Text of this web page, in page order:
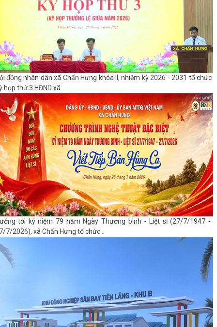
đồng nhân dân xã Chấn Hưng khóa II, nhiệm kỳ 2026 - 2031 tổ chức
họp thứ 3 HĐND xã
tới kỷ niệm 79 năm Ngày Thương binh - Liệt sĩ (27/7/1947 -
7/2026), xã Chấn Hưng tổ chức...